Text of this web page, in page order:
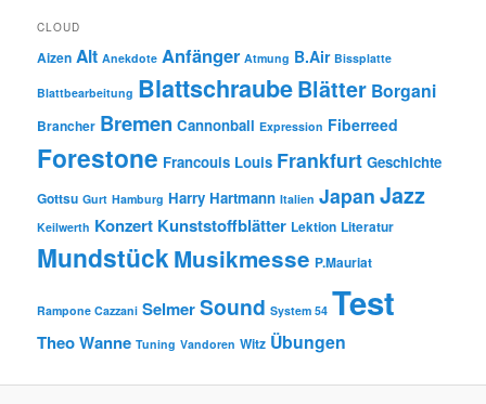
CLOUD
Aizen Alt Anekdote Anfänger Atmung B.Air Bissplatte
Blattbearbeitung BlattschraubeBlätter Borgani
Brancher Bremen Cannonball Expression Fiberreed
Forestone Francouis Louis Frankfurt Geschichte
Gottsu Gurt Hamburg Harry Hartmann Italien Japan Jazz
Keilwerth Konzert Kunststoffblätter Lektion Literatur
MundstückMusikmesse P.Mauriat
Rampone Cazzani SelmerSound System 54 Test
Theo Wanne Tuning Vandoren Witz Übungen